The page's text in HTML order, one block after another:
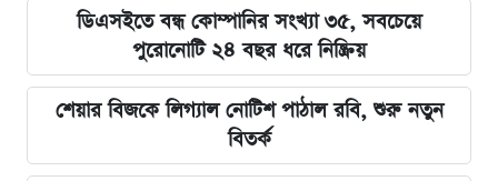
ডিএসইতে বন্ধ কোম্পানির সংখ্যা ৩৫, সবচেয়ে
পুরোনোটি ২৪ বছর ধরে নিষ্ক্রিয়
শেয়ার বিজকে লিগ্যাল নোটিশ পাঠাল রবি, শুরু নতুন
বিতর্ক